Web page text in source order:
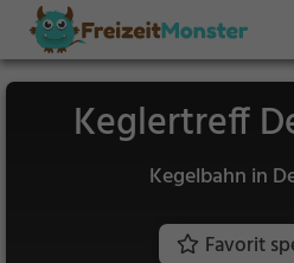
Keglertreff
Kegelbahn in
Favorit